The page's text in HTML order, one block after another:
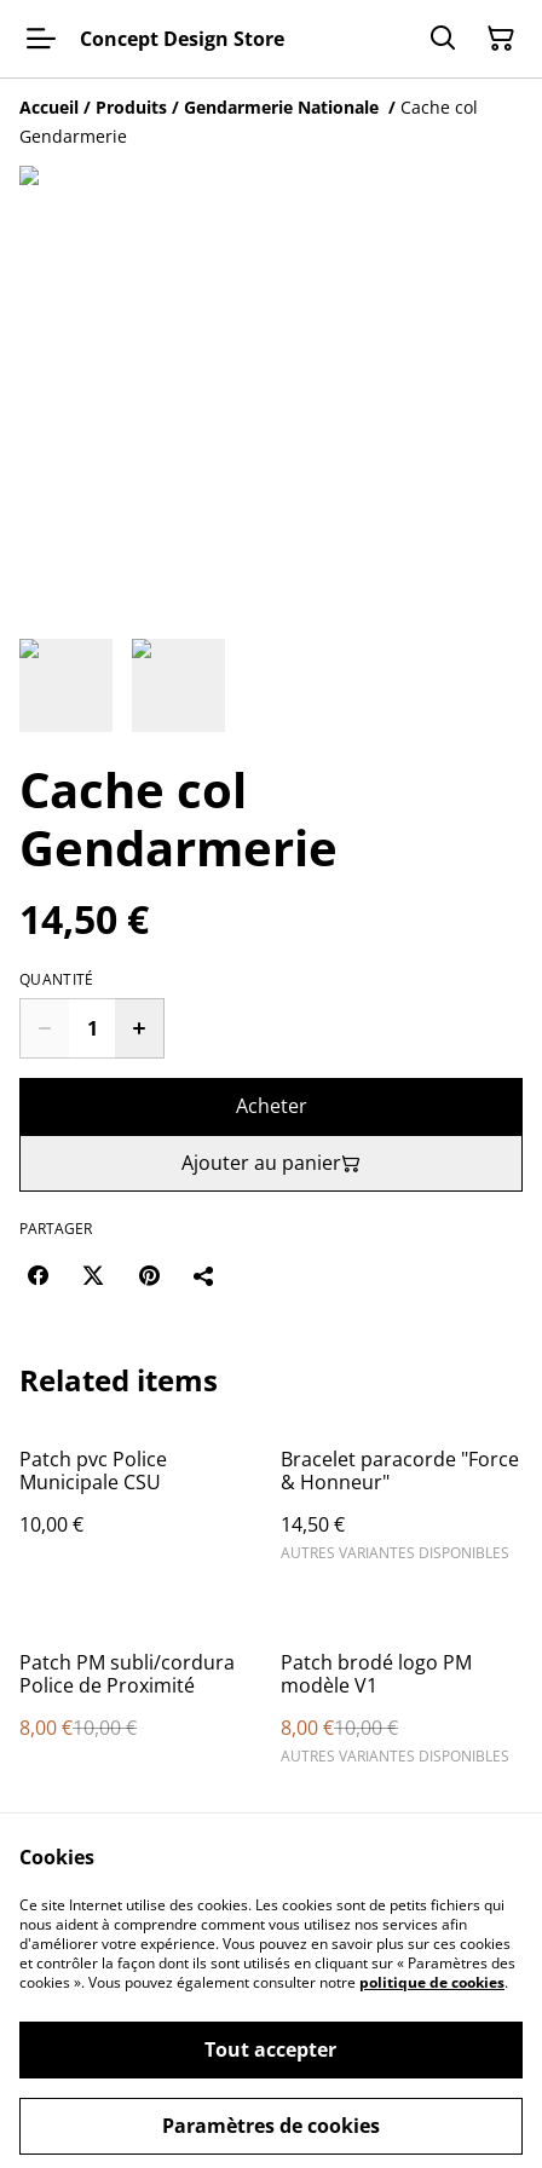
Concept Design Store
Accueil / Produits / Gendarmerie Nationale / Cache col
Gendarmerie
Cache col
Gendarmerie
14,50 €
QUANTITÉ
Acheter
Ajouter au panier
PARTAGER
Related items
Patch pvc Police
Municipale CSU
10,00 €
Bracelet paracorde "Force
& Honneur"
14,50 €
AUTRES VARIANTES DISPONIBLES
%
Patch PM subli/cordura
Police de Proximité
8,00 €10,00 €
%
Patch brodé logo PM
modèle V1
8,00 €10,00 €
AUTRES VARIANTES DISPONIBLES
Contact Us
Legal Terms
Privacy Policy
Cookie Policy
©2026Concept Design Store
powered by
Cookies
Ce site Internet utilise des cookies. Les cookies sont de petits fichiers qui
nous aident à comprendre comment vous utilisez nos services afin
d'améliorer votre expérience. Vous pouvez en savoir plus sur ces cookies
et contrôler la façon dont ils sont utilisés en cliquant sur « Paramètres des
cookies ». Vous pouvez également consulter notre politique de cookies.
Tout accepter
Paramètres de cookies